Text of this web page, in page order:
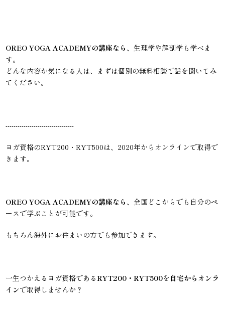
OREO YOGA ACADEMYの講座なら、生理学や解剖学も学べま
す。
どんな内容か気になる人は、まずは個別の無料相談で話を聞いてみ
てください。
----------------------------------
ヨガ資格のRYT200・RYT500は、2020年からオンラインで取得で
きます。
OREO YOGA ACADEMYの講座なら、全国どこからでも自分のペ
ースで学ぶことが可能です。
もちろん海外にお住まいの方でも参加できます。
一生つかえるヨガ資格であるRYT200・RYT500を 自宅からオンラ
インで取得しませんか？